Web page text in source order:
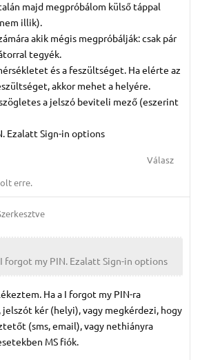
majd megpróbálom külső táppal
illik).
akik mégis megpróbálják: csak pár
tegyék.
és a feszültséget. Ha elérte az
akkor mehet a helyére.
a jelszó beviteli mező (eszerint
Ezalatt Sign-in options
Válasz
erre.
forgot my PIN. Ezalatt Sign-in options
Ha a I forgot my PIN-ra
kér (helyi), vagy megkérdezi, hogy
(sms, email), vagy nethiányra
MS fiók.